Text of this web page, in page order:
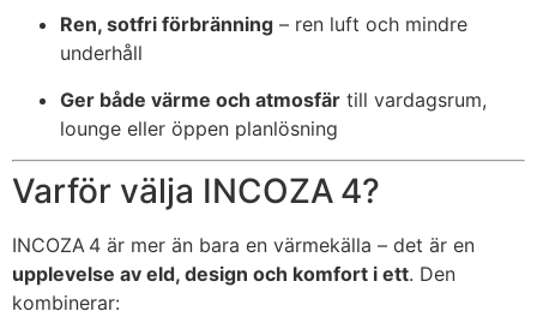
Ren, sotfri förbränning – ren luft och mindre
underhåll
Ger både värme och atmosfär till vardagsrum,
lounge eller öppen planlösning
Varför välja INCOZA 4?
INCOZA 4 är mer än bara en värmekälla – det är en
upplevelse av eld, design och komfort i ett. Den
kombinerar: